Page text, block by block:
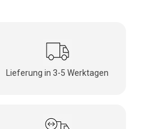
Lieferung in 3-5 Werktagen